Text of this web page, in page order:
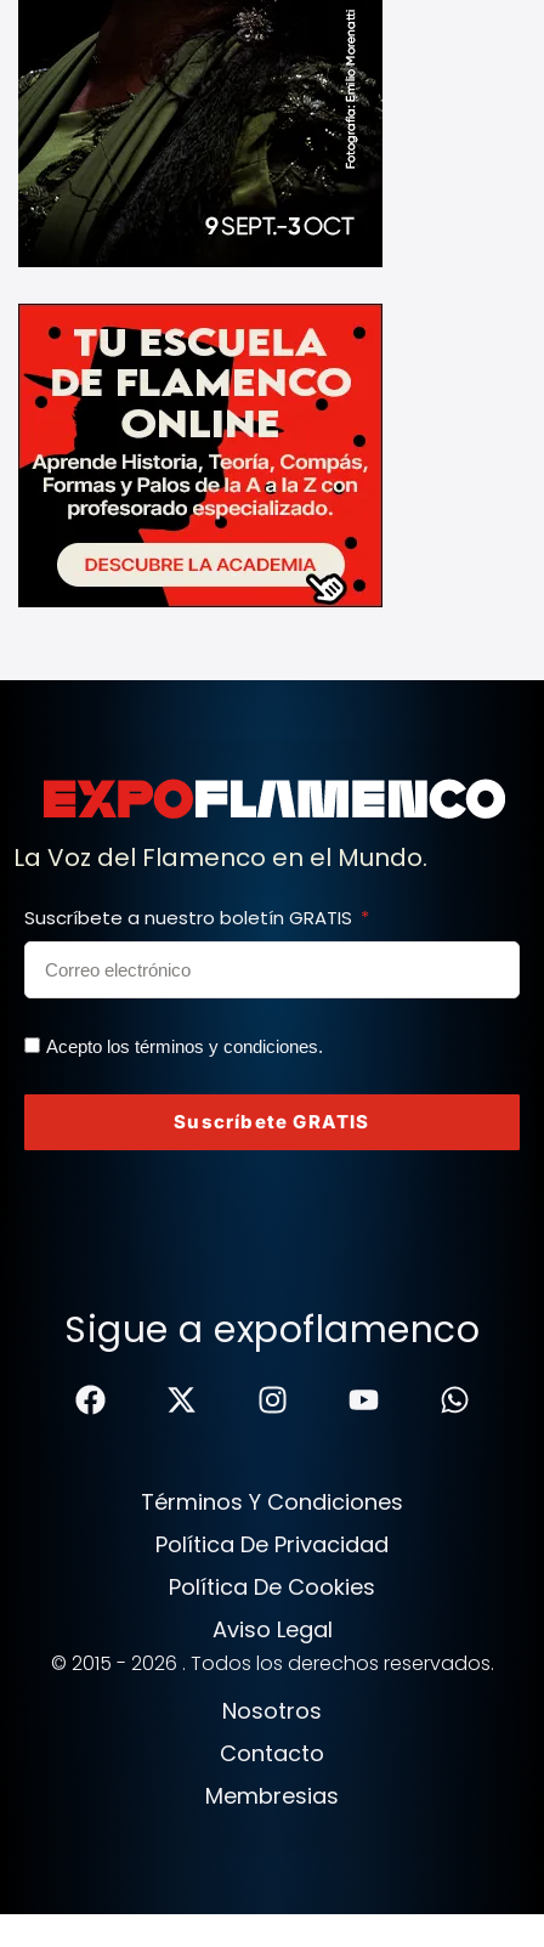
La Voz del Flamenco en el Mundo.
Suscríbete a nuestro boletín GRATIS
Acepto los términos y condiciones.
Suscríbete GRATIS
Sigue a expoflamenco
Términos Y Condiciones
Política De Privacidad
Política De Cookies
Aviso Legal
© 2015 - 2026 . Todos los derechos reservados.
Nosotros
Contacto
Membresias